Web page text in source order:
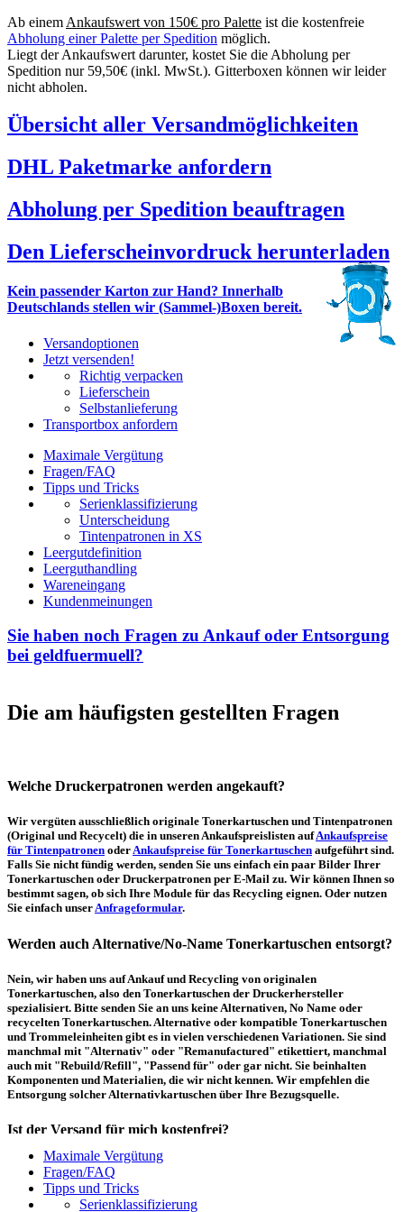
Ab einem Ankaufswert von 150€ pro Palette ist die kostenfreie
Abholung einer Palette per Spedition möglich.
Liegt der Ankaufswert darunter, kostet Sie die Abholung per
Spedition nur 59,50€ (inkl. MwSt.). Gitterboxen können wir leider
nicht abholen.
Übersicht aller Versandmöglichkeiten
DHL Paketmarke anfordern
Abholung per Spedition beauftragen
Den Lieferscheinvordruck herunterladen
Kein passender Karton zur Hand? Innerhalb
Deutschlands stellen wir (Sammel-)Boxen bereit.
Versandoptionen
Jetzt versenden!
Richtig verpacken
Lieferschein
Selbstanlieferung
Transportbox anfordern
Maximale Vergütung
Fragen/FAQ
Tipps und Tricks
Serienklassifizierung
Unterscheidung
Tintenpatronen in XS
Leergutdefinition
Leerguthandling
Wareneingang
Kundenmeinungen
Sie haben noch Fragen zu Ankauf oder Entsorgung
bei geldfuermuell?
Die am häufigsten gestellten Fragen
Welche Druckerpatronen werden angekauft?
Wir vergüten ausschließlich originale Tonerkartuschen und Tintenpatronen
(Original und Recycelt) die in unseren Ankaufspreislisten aufAnkaufspreise
für Tintenpatronen oderAnkaufspreise für Tonerkartuschen aufgeführt sind.
Falls Sie nicht fündig werden, senden Sie uns einfach ein paar Bilder Ihrer
Tonerkartuschen oder Druckerpatronen per E-Mail zu. Wir können Ihnen so
bestimmt sagen, ob sich Ihre Module für das Recycling eignen. Oder nutzen
Sie einfach unserAnfrageformular.
Werden auch Alternative/No-Name Tonerkartuschen entsorgt?
Nein, wir haben uns auf Ankauf und Recycling von originalen
Tonerkartuschen, also den Tonerkartuschen der Druckerhersteller
spezialisiert. Bitte senden Sie an uns keine Alternativen, No Name oder
recycelten Tonerkartuschen. Alternative oder kompatible Tonerkartuschen
und Trommeleinheiten gibt es in vielen verschiedenen Variationen. Sie sind
manchmal mit "Alternativ" oder "Remanufactured" etikettiert, manchmal
auch mit "Rebuild/Refill", "Passend für" oder gar nicht. Sie beinhalten
Komponenten und Materialien, die wir nicht kennen. Wir empfehlen die
Entsorgung solcher Alternativkartuschen über Ihre Bezugsquelle.
Ist der Versand für mich kostenfrei?
Ein kostenfreier, innerdeutscher Versand (Paketmarke bzw.
Palettenabholung) ist erst ab einem Ankaufswert von 30,00€ pro Paket bzw.
150,00€ pro Palette möglich. Unter diesen Werten belaufen sich die
Rücksendekosten auf 7,14€ pro Paket bzw. 59,50€ pro Palette (inkl. MwSt.).
Maximale Vergütung
Fragen/FAQ
Tipps und Tricks
Serienklassifizierung